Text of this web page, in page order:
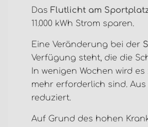
Das Flutlicht am
11.000 kWh Strom sparen.
Eine Veränderung bei der
Verfügung steht, die die
In wenigen Wochen wird
mehr erforderlich sind.
reduziert.
Auf Grund des hohen